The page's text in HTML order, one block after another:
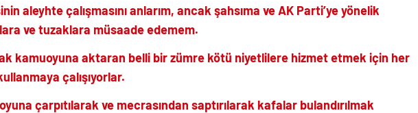
aleyhte çalışmasını anlarım, ancak şahsıma ve AK Parti’ye yönelik
ve tuzaklara müsaade edemem.
kamuoyuna aktaran belli bir zümre kötü niyetlilere hizmet etmek için her
çalışıyorlar.
çarpıtılarak ve mecrasından saptırılarak kafalar bulandırılmak